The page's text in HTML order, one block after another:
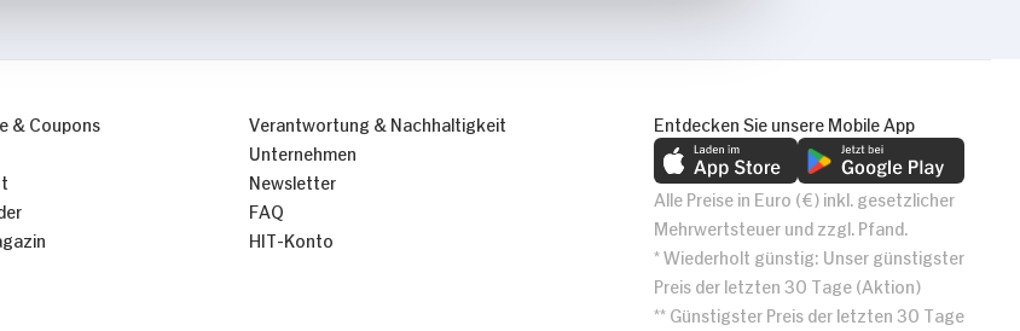
& Coupons
Verantwortung & Nachhaltigkeit
Unternehmen
Newsletter
FAQ
HIT-Konto
Entdecken Sie unsere Mobile App
Alle Preise in Euro (€) inkl. gesetzlicher
Mehrwertsteuer und zzgl. Pfand.
* Wiederholt günstig: Unser günstigster
Preis der letzten 30 Tage (Aktion)
** Günstigster Preis der letzten 30 Tage